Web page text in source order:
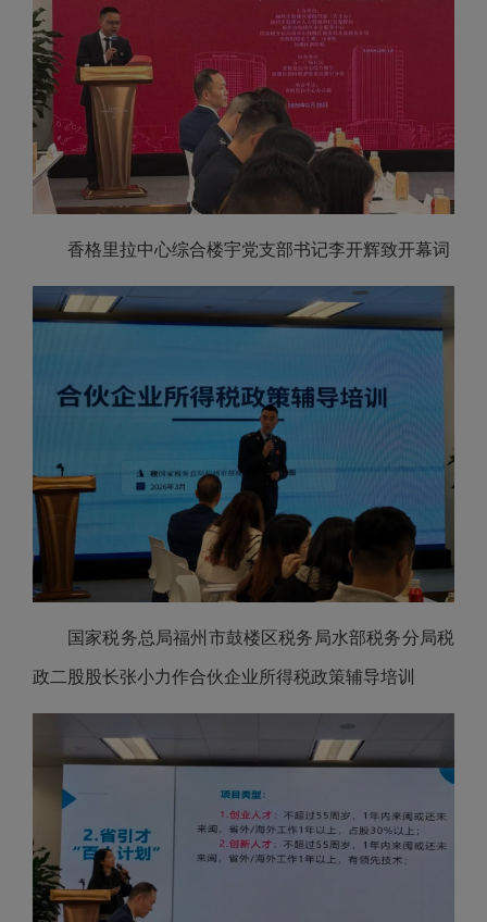
香格里拉中心综合楼宇党支部书记李开辉致开幕词
国家税务总局福州市鼓楼区税务局水部税务分局税
政二股股长张小力作合伙企业所得税政策辅导培训